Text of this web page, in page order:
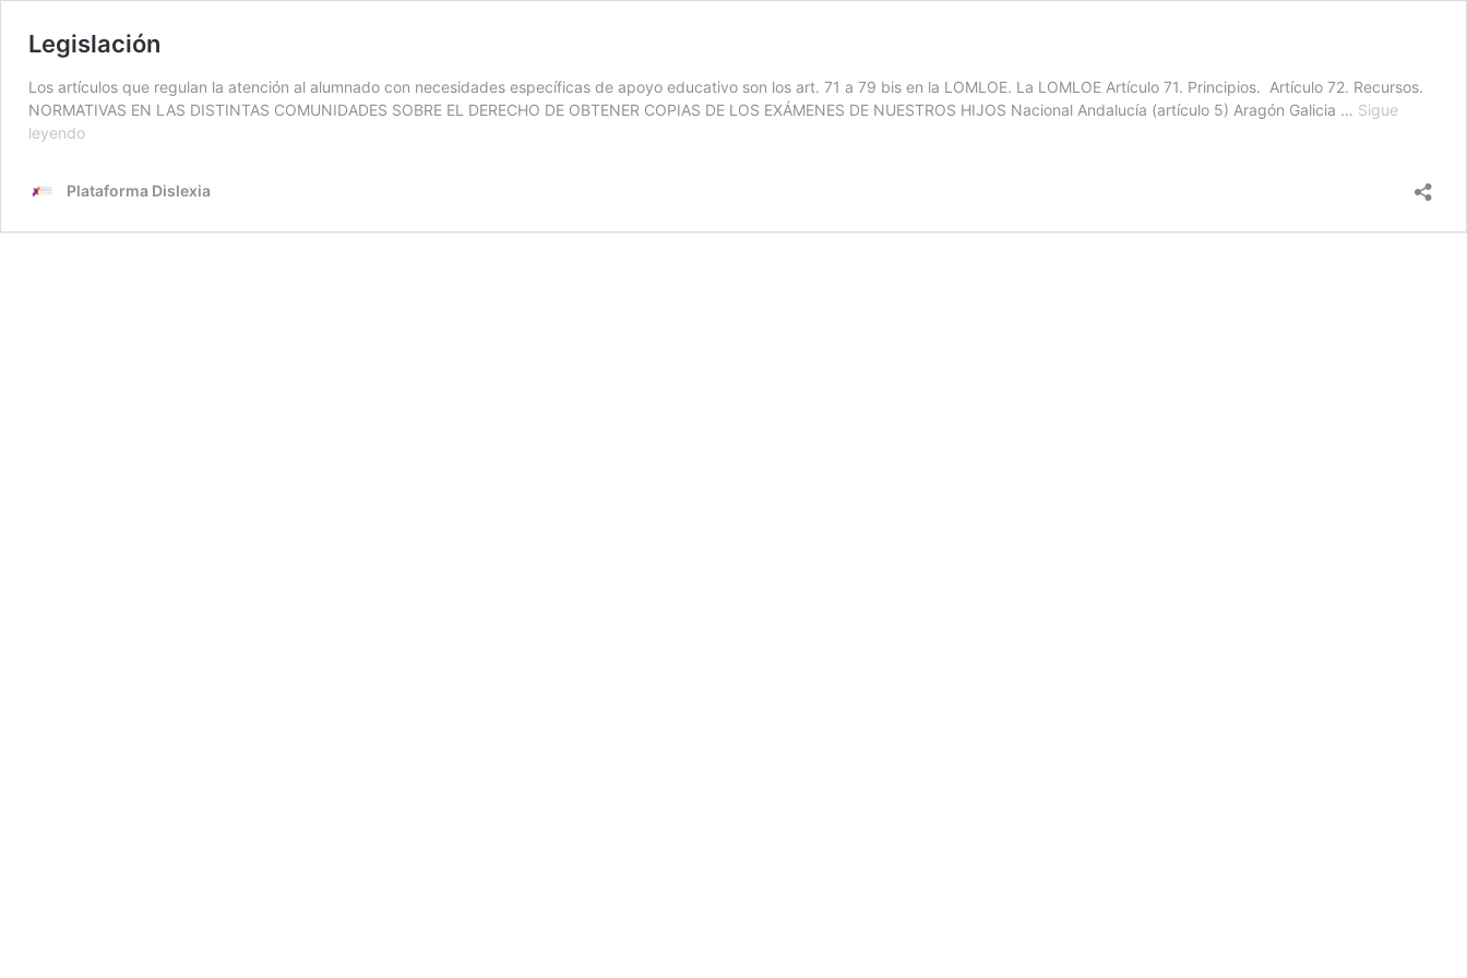
Legislación
Los artículos que regulan la atención al alumnado con necesidades específicas de apoyo educativo son los art. 71 a 79 bis en la LOMLOE. La LOMLOE Artículo 71. Principios. Artículo 72. Recursos.
NORMATIVAS EN LAS DISTINTAS COMUNIDADES SOBRE EL DERECHO DE OBTENER COPIAS DE LOS EXÁMENES DE NUESTROS HIJOS Nacional Andalucía (artículo 5) Aragón Galicia … Sigue
leyendoLegislación
Plataforma Dislexia